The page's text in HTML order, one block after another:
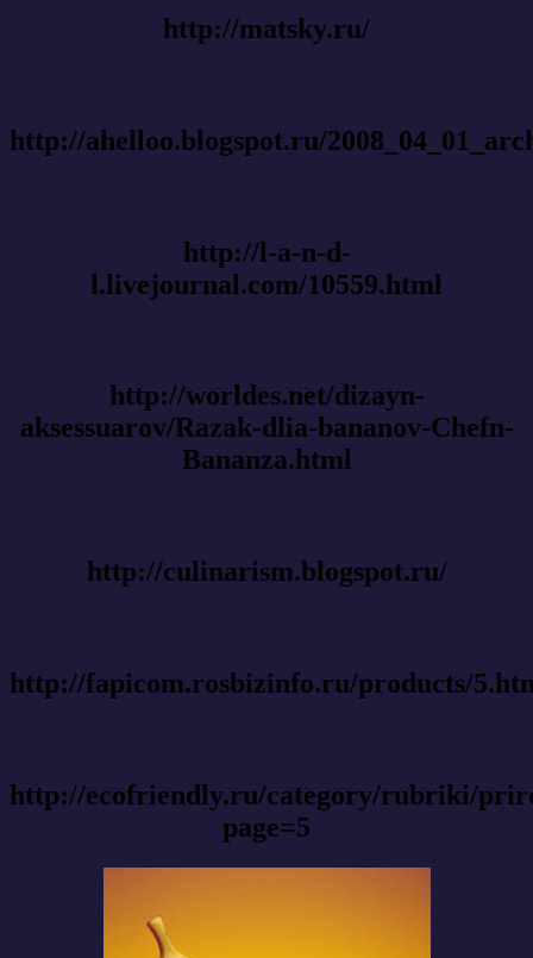
http://matsky.ru/
http://ahelloo.blogspot.ru/
http://l-a-n-d-
l.livejournal.com/10559.html
http://worldes.net/dizayn-
aksessuarov/Razak-dlia-bananov-Chefn-
Bananza.html
http://culinarism.blogspot.ru/
http://fapicom.rosbizinfo.ru/products/
http://ecofriendly.ru/category/rubriki/
page=5